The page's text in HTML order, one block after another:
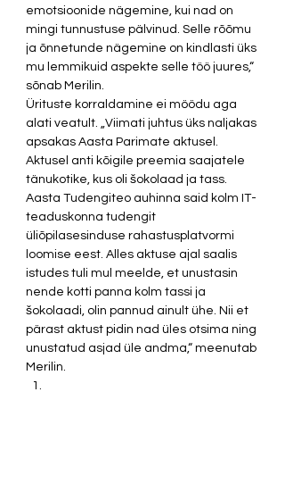
emotsioonide nägemine, kui nad on
mingi tunnustuse pälvinud. Selle rõõmu
ja õnnetunde nägemine on kindlasti üks
mu lemmikuid aspekte selle töö juures,“
sõnab Merilin.
Ürituste korraldamine ei möödu aga
alati veatult. „Viimati juhtus üks naljakas
apsakas Aasta Parimate aktusel.
Aktusel anti kõigile preemia saajatele
tänukotike, kus oli šokolaad ja tass.
Aasta Tudengiteo auhinna said kolm IT-
teaduskonna tudengit
üliõpilasesinduse rahastusplatvormi
loomise eest. Alles aktuse ajal saalis
istudes tuli mul meelde, et unustasin
nende kotti panna kolm tassi ja
šokolaadi, olin pannud ainult ühe. Nii et
pärast aktust pidin nad üles otsima ning
unustatud asjad üle andma,“ meenutab
Merilin.